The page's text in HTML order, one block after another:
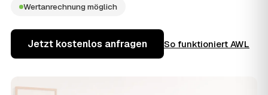
Wertanrechnung möglich
Jetzt kostenlos anfragen So funktioniert AWL